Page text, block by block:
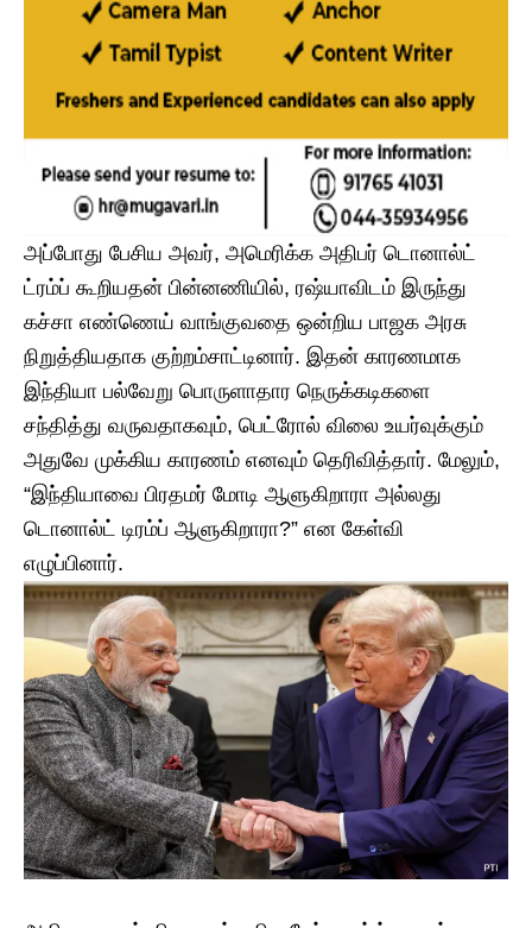
அப்போது பேசிய அவர், அமெரிக்க அதிபர் டொனால்ட்
ட்ரம்ப் கூறியதன் பின்னணியில், ரஷ்யாவிடம் இருந்து
கச்சா எண்ணெய் வாங்குவதை ஒன்றிய பாஜக அரசு
நிறுத்தியதாக குற்றம்சாட்டினார். இதன் காரணமாக
இந்தியா பல்வேறு பொருளாதார நெருக்கடிகளை
சந்தித்து வருவதாகவும், பெட்ரோல் விலை உயர்வுக்கும்
அதுவே முக்கிய காரணம் எனவும் தெரிவித்தார். மேலும்,
“இந்தியாவை பிரதமர் மோடி ஆளுகிறாரா அல்லது
டொனால்ட் டிரம்ப் ஆளுகிறாரா?” என கேள்வி
எழுப்பினார்.